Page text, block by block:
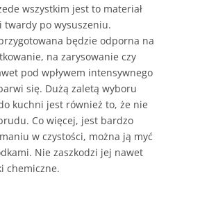
wszystkim jest to materiał
twardy po wysuszeniu.
będzie odporna na
na zarysowanie czy
pod wpływem intensywnego
się. Dużą zaletą wyboru
kuchni jest również to, że nie
Co więcej, jest bardzo
w czystości, można ją myć
Nie zaszkodzi jej nawet
chemiczne.